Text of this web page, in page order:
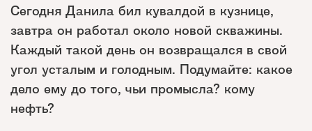
Сегодня Данила бил кувалдой в кузнице,
завтра он работал около новой скважины.
Каждый такой день он возвращался в свой
угол усталым и голодным. Подумайте: какое
дело ему до того, чьи промысла? кому
нефть?